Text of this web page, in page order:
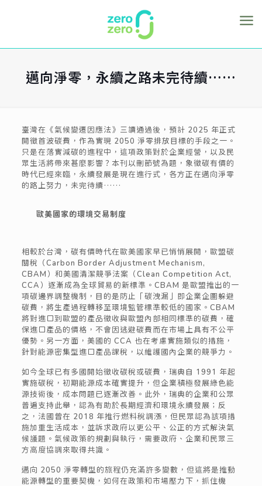
邁向淨零，永續之路未完待續……
臺灣在《氣候變遷因應法》三讀通過後，預計 2025 年正式
開徵首波碳費，作為實現 2050 淨零排放目標的手段之一。
只是在落實減碳的進程中 ，這項政策對於企業經營 ，以及民
眾生活將帶來甚麼影響？ 本刊以刪節號為題，象徵碳有價的
時代已經來臨，永續發展是現在進行式，各方正在邁向淨零
的路上努力，未完待續……
歐美國家的環境交易制度
相較於台灣，碳有價時代在歐美國家早已悄悄展開， 歐盟碳
關稅（Carbon Border Adjustment Mechanism,
CBAM）和美國清潔競爭法案（Clean Competition Act,
CCA）逐漸成為全球貿易的新標準。CBAM 是歐盟推出的一
項碳邊界調整機制，目的是防止「碳洩漏」即企業企圖躲避
碳費 ， 將生產過程轉移至環境監管標準較低的國家。CBAM
將對進口到歐盟的產品徵收與歐盟內部相同標準的碳費，確
保進口產品的價格， 不會因逃避碳費而在市場上具有不公平
優勢。另一方面，美國的 CCA 也在考慮實施類似的措施，
針對能源密集型進口產品課稅，以維護國內企業的競爭力 。
如今全球已有多國開始徵收碳稅或碳費，瑞典自 1991 年起
實施碳稅， 初期能源成本確實提升 ，但企業積極發展綠色能
源技術後，成本問題已逐漸改善 。此外，瑞典的企業和公眾
普遍支持此舉，認為有助於長期經濟和環境永續發展 ； 反
之，法國曾在 2018 年推行燃料稅調漲，但民眾認為該項措
施加重生活成本，並訴求政府以更公平、公正的方式解決氣
候議題 。 氣候政策的規劃與執行 ，需要政府、企業和民眾三
方高度協調來取得共識。
邁向 2050 淨零轉型的旅程仍充滿許多變數，但這將是推動
能源轉型的重要契機，如何在政策和市場壓力下，抓住機